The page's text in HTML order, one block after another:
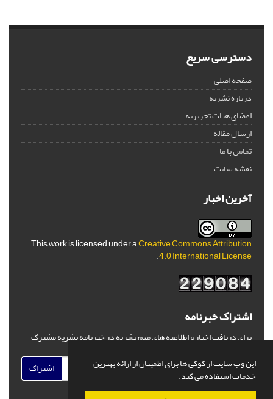
این وب سایت از کوکی ها برای اطمینان از ارائه بهترین
خدمات استفاده می کند.
دسترسی سریع
صفحه اصلی
درباره نشریه
اعضای هیات تحریریه
ارسال مقاله
تماس با ما
نقشه سایت
آخرین اخبار
This work is licensed under aCreative Commons Attribution
4.0 International License
.
اشتراک خبرنامه
برای دریافت اخبار و اطلاعیه های مهم نشریه در خبرنامه نشریه مشترک
اشتراک